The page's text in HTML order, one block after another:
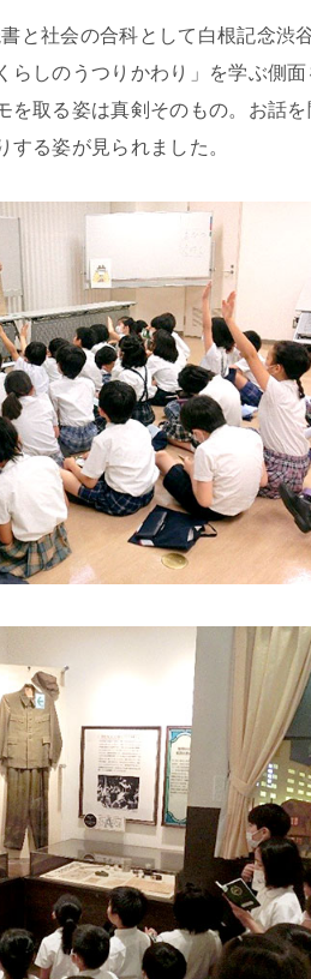
た授業
施設・設
家庭との
安全な生
と社会の合科として白根記念渋
らしのうつりかわり」を学ぶ側
を取る姿は真剣そのもの。お話
する姿が見られました。